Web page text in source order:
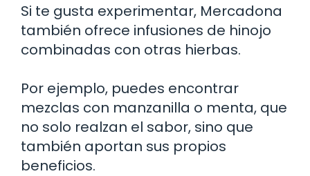
Si te gusta experimentar, Mercadona
también ofrece infusiones de hinojo
combinadas con otras hierbas.
Por ejemplo, puedes encontrar
mezclas con manzanilla o menta, que
no solo realzan el sabor, sino que
también aportan sus propios
beneficios.